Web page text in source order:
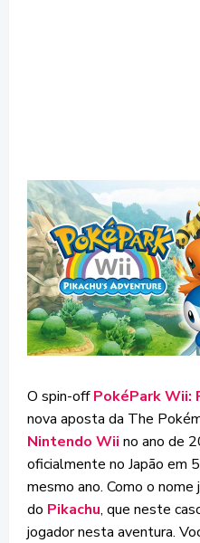
O spin-offPokéPark Wii:
nova aposta da The
Nintendo Wii no ano de
oficialmente no Japão em
mesmo ano. Como o
do Pikachu, que neste
jogador nesta aventura.